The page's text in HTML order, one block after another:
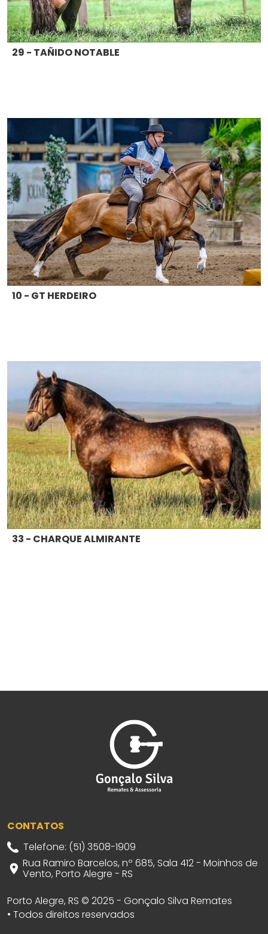
29 - TAÑIDO NOTABLE
10 - GT HERDEIRO
33 - CHARQUE ALMIRANTE
CONTATOS
Telefone: (51) 3508-1909
Rua Ramiro Barcelos, nº 685, Sala 412 - Moinhos de
Vento, Porto Alegre - RS
Porto Alegre, RS © 2025 - Gonçalo Silva Remates
• Todos direitos reservados